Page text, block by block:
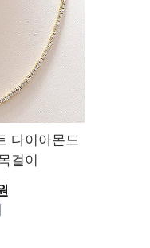
다이아몬드
걸이